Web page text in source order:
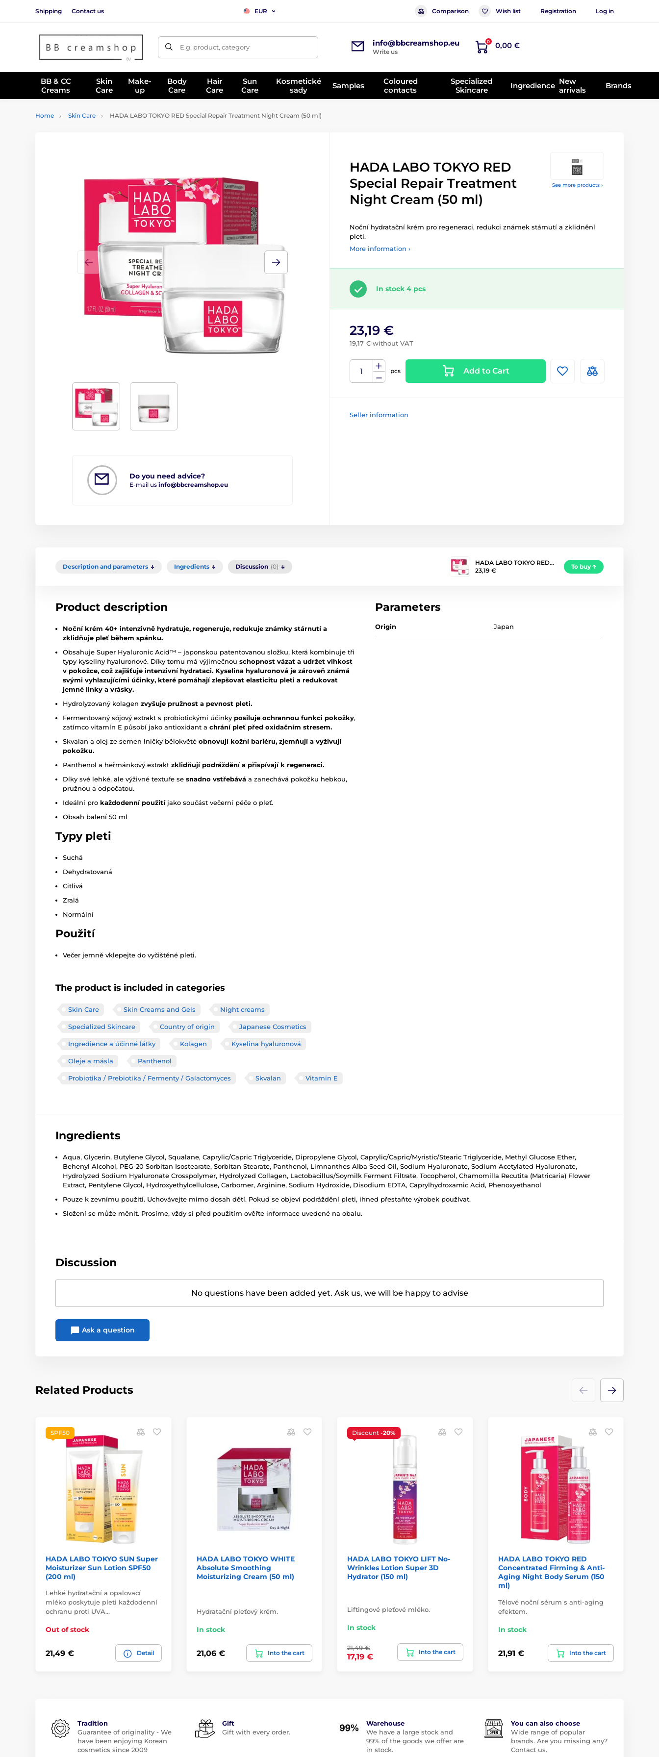
Shipping Contact us EUR Comparison Wish list Registration Log in
E.g. product, category info@bbcreamshop.eu
Write us
0 0,00 €
BB & CC
Creams
Skin
Care
Make-
up
Body
Care
Hair
Care
Sun
Care
Kosmetické
sady
Samples
Coloured
contacts
Specialized
Skincare
Ingredience New
arrivals
Brands
Home Skin Care HADA LABO TOKYO RED Special Repair Treatment Night Cream (50 ml)
See more products ›
Do you need advice?
E-mail us info@bbcreamshop.eu
HADA LABO TOKYO RED
Special Repair Treatment
Night Cream (50 ml)
Noční hydratační krém pro regeneraci, redukci známek stárnutí a zklidnění
pleti.
More information ›
In stock 4 pcs
23,19 €
19,17 € without VAT
pcs Add to Cart
Seller information
Description and parameters Ingredients Discussion (0)
HADA LABO TOKYO RED…
23,19 €
To buy
Product description
Noční krém 40+ intenzivně hydratuje, regeneruje, redukuje známky stárnutí a
zklidňuje pleť během spánku.
Obsahuje Super Hyaluronic Acid™ – japonskou patentovanou složku, která kombinuje tři
typy kyseliny hyaluronové. Díky tomu má výjimečnou schopnost vázat a udržet vlhkost
v pokožce, což zajišťuje intenzivní hydrataci. Kyselina hyaluronová je zároveň známá
svými vyhlazujícími účinky, které pomáhají zlepšovat elasticitu pleti a redukovat
jemné linky a vrásky.
Hydrolyzovaný kolagen zvyšuje pružnost a pevnost pleti.
Fermentovaný sójový extrakt s probiotickými účinky posiluje ochrannou funkci pokožky,
zatímco vitamín E působí jako antioxidant a chrání pleť před oxidačním stresem.
Skvalan a olej ze semen lničky bělokvěté obnovují kožní bariéru, zjemňují a vyživují
pokožku.
Panthenol a heřmánkový extrakt zklidňují podráždění a přispívají k regeneraci.
Díky své lehké, ale výživné textuře se snadno vstřebává a zanechává pokožku hebkou,
pružnou a odpočatou.
Ideální pro každodenní použití jako součást večerní péče o pleť.
Obsah balení 50 ml
Typy pleti
Suchá
Dehydratovaná
Citlivá
Zralá
Normální
Použití
Večer jemně vklepejte do vyčištěné pleti.
The product is included in categories
Skin Care Skin Creams and Gels Night creams
Specialized Skincare Country of origin Japanese Cosmetics
Ingredience a účinné látky Kolagen Kyselina hyaluronová
Oleje a másla Panthenol
Probiotika / Prebiotika / Fermenty / Galactomyces Skvalan Vitamin E
Parameters
Origin Japan
Ingredients
Aqua, Glycerin, Butylene Glycol, Squalane, Caprylic/Capric Triglyceride, Dipropylene Glycol, Caprylic/Capric/Myristic/Stearic Triglyceride, Methyl Glucose Ether,
Behenyl Alcohol, PEG-20 Sorbitan Isostearate, Sorbitan Stearate, Panthenol, Limnanthes Alba Seed Oil, Sodium Hyaluronate, Sodium Acetylated Hyaluronate,
Hydrolyzed Sodium Hyaluronate Crosspolymer, Hydrolyzed Collagen, Lactobacillus/Soymilk Ferment Filtrate, Tocopherol, Chamomilla Recutita (Matricaria) Flower
Extract, Pentylene Glycol, Hydroxyethylcellulose, Carbomer, Arginine, Sodium Hydroxide, Disodium EDTA, Caprylhydroxamic Acid, Phenoxyethanol
Pouze k zevnímu použití. Uchovávejte mimo dosah dětí. Pokud se objeví podráždění pleti, ihned přestaňte výrobek používat.
Složení se může měnit. Prosíme, vždy si před použitím ověřte informace uvedené na obalu.
Discussion
No questions have been added yet. Ask us, we will be happy to advise
Ask a question
Related Products
SPF50
HADA LABO TOKYO SUN Super
Moisturizer Sun Lotion SPF50
(200 ml)
Lehké hydratační a opalovací
mléko poskytuje pleti každodenní
ochranu proti UVA…
Out of stock
21,49 € Detail
HADA LABO TOKYO WHITE
Absolute Smoothing
Moisturizing Cream (50 ml)
Hydratační pleťový krém.
In stock
21,06 € Into the cart
Discount -20%
HADA LABO TOKYO LIFT No-
Wrinkles Lotion Super 3D
Hydrator (150 ml)
Liftingové pleťové mléko.
In stock
21,49 €
17,19 €
Into the cart
HADA LABO TOKYO RED
Concentrated Firming & Anti-
Aging Night Body Serum (150
ml)
Tělové noční sérum s anti-aging
efektem.
In stock
21,91 € Into the cart
Tradition
Guarantee of originality - We
have been enjoying Korean
cosmetics since 2009
Gift
Gift with every order.
Warehouse
We have a large stock and
99% of the goods we offer are
in stock.
You can also choose
Wide range of popular
brands. Are you missing any?
Contact us.